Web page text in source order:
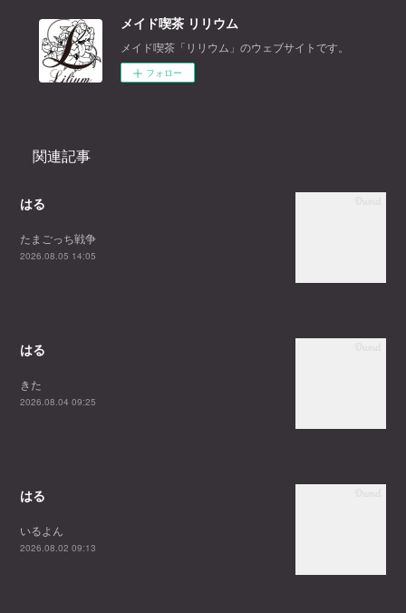
メイド喫茶 リリウム
メイド喫茶「リリウム」のウェブサイトです。
フォロー
関連記事
はる
たまごっち戦争
2026.08.05 14:05
はる
きた
2026.08.04 09:25
はる
いるよん
2026.08.02 09:13